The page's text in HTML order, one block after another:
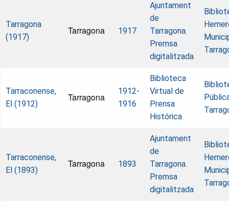
Tarragona
(1917)
Tarragona 1917
Ajuntament
de
Tarragona.
Premsa
digitalitzada
Tarraconense,
El (1912)
Tarragona
1912-
1916
Biblioteca
Virtual de
Prensa
Histórica
Tarraconense,
El (1893)
Tarragona 1893
Ajuntament
de
Tarragona.
Premsa
digitalitzada